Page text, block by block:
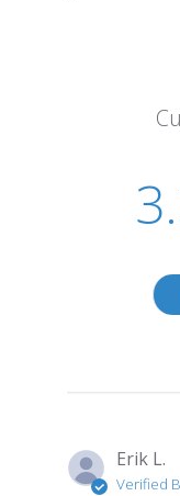
Erik L.
Verified